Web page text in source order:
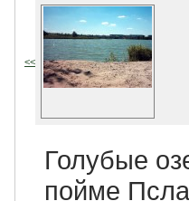
<<
Голубые
пойме Псла